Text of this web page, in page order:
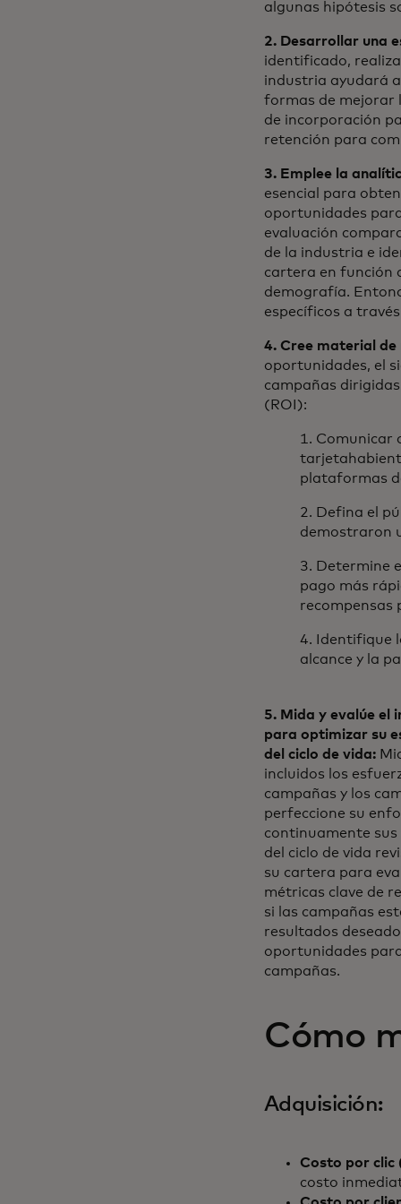
algunas hipótesis
2. Desarrollar una
identificado,
industria ayudará
formas de mejorar
de incorporación
retención para
3. Emplee la
esencial para
oportunidades
evaluación
de la industria e
cartera en función
demografía.
específicos a
4. Cree material
oportunidades, el
campañas
(ROI):
1. Comunicar
plataformas
2. Defina el
demostraron
3. Determine
pago más
recompensas
4. Identifique
alcance y la
5. Mida y evalúe el
para optimizar su
del ciclo de vida:
incluidos los
campañas y los
perfeccione su
continuamente
del ciclo de vida
su cartera para
métricas clave de
si las campañas
resultados
oportunidades
campañas.
Cómo
Adquisición:
Costo por clic
costo